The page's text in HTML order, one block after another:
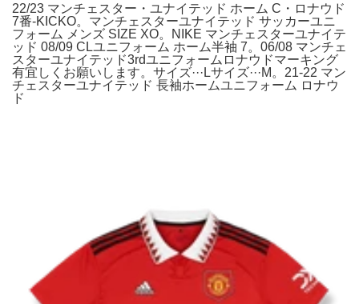
22/23 マンチェスター・ユナイテッド ホーム C・ロナウド
7番-KICKO。マンチェスターユナイテッド サッカーユニ
フォーム メンズ SIZE XO。NIKE マンチェスターユナイテ
ッド 08/09 CLユニフォーム ホーム半袖 7。06/08 マンチェ
スターユナイテッド3rdユニフォームロナウドマーキング
有宜しくお願いします。サイズ···Lサイズ···M。21-22 マン
チェスターユナイテッド 長袖ホームユニフォーム ロナウ
ド